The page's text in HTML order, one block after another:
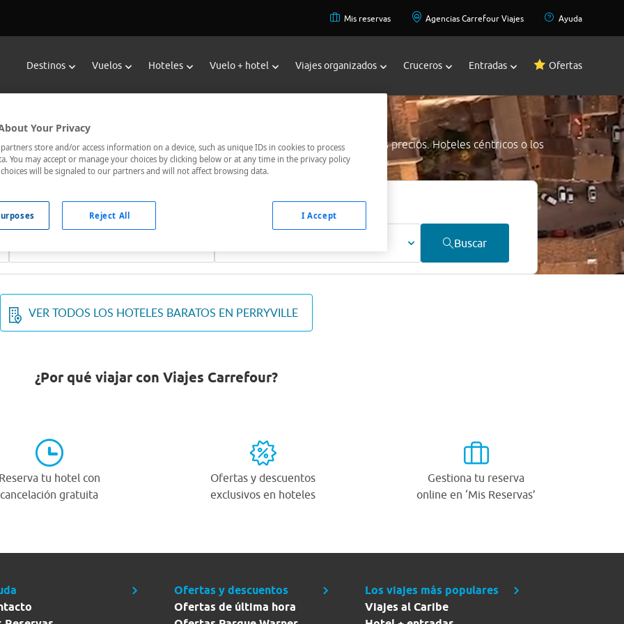
Mis reservas Agencias Carrefour Viajes Ayuda
Destinos Vuelos Hoteles Vuelo + hotel Viajes organizados Cruceros Entradas Ofertas
Reservar Hoteles en Perryville
de Viajes Carrefour te ofrecehoteles baratos en Perryvillea los mejores precios. Hoteles céntricos o los
el hotel que busques nosotros te lo encontramos al mejor precio.
Fechas *
Buscar
VER TODOS LOS HOTELES BARATOS EN PERRYVILLE
¿Por qué viajar con Viajes Carrefour?
Reserva tu hotel con
cancelación gratuita
Ofertas y descuentos
exclusivos en hoteles
Gestiona tu reserva
online en ‘Mis Reservas’
Ofertas y descuentos
Ofertas de última hora
Los viajes más populares
Viajes al Caribe
Your Privacy
store and/or access information on a device, such as unique IDs in cookies to process
You may accept or manage your choices by clicking below or at any time in the privacy policy
choices will be signaled to our partners and will not affect browsing data.
Reject All I Accept